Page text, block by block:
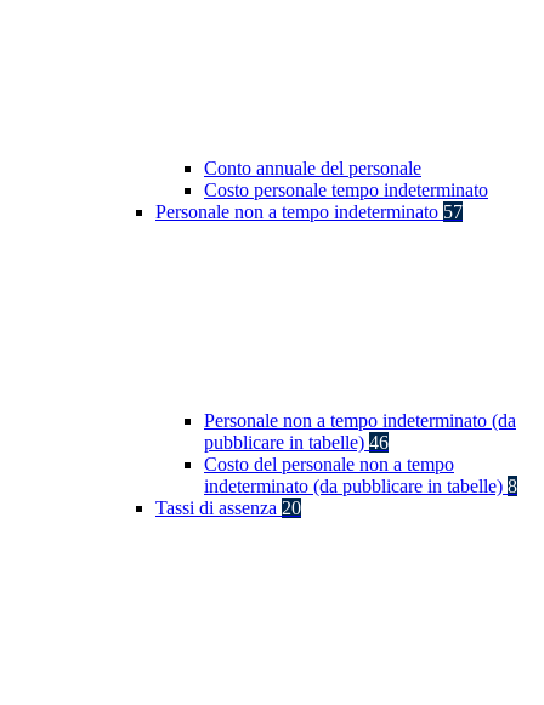
Conto annuale del personale
Costo personale tempo indeterminato
Personale non a tempo indeterminato 57
Personale non a tempo indeterminato (da
pubblicare in tabelle) 46
Costo del personale non a tempo
indeterminato (da pubblicare in tabelle) 8
Tassi di assenza 20